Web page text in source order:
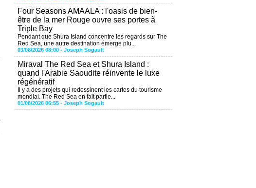
Four Seasons AMAALA : l'oasis de bien-
être de la mer Rouge ouvre ses portes à
Triple Bay
Pendant que Shura Island concentre les regards sur The
Red Sea, une autre destination émerge plu...
03/08/2026 08:00 - Joseph Sogault
Miraval The Red Sea et Shura Island :
quand l'Arabie Saoudite réinvente le luxe
régénératif
Il y a des projets qui redessinent les cartes du tourisme
mondial. The Red Sea en fait partie...
01/08/2026 06:55 - Joseph Sogault